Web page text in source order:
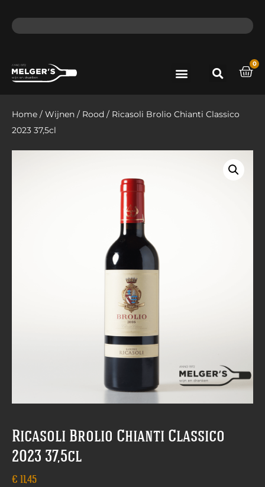
0
Home / Wijnen / Rood / Ricasoli Brolio Chianti Classico
2023 37,5cl
Ricasoli Brolio Chianti Classico
2023 37,5cl
€ 11,45